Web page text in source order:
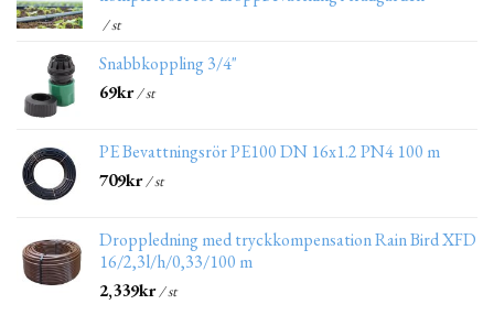
/ st
Snabbkoppling 3/4"
69kr/ st
PE Bevattningsrör PE100 DN 16x1.2 PN4 100 m
709kr/ st
Droppledning med tryckkompensation Rain Bird XFD
16/2,3l/h/0,33/100 m
2,339kr/ st